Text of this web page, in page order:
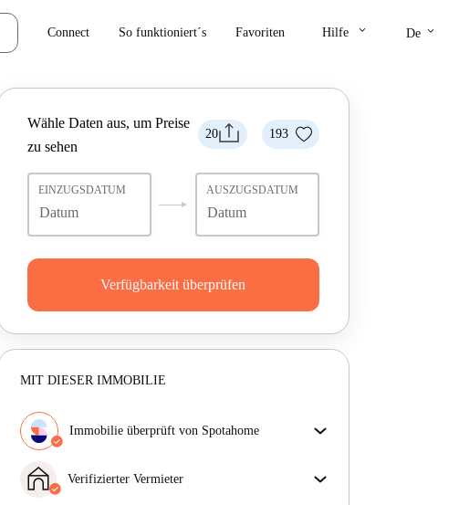
Connect So funktioniert´s Favoriten Hilfe keyboard_arrow_down De keyboard_arrow_down
20 193
Wähle Daten aus, um Preise
zu sehen
EINZUGSDATUM AUSZUGSDATUM
Verfügbarkeit überprüfen
MIT DIESER IMMOBILIE
Immobilie überprüft von Spotahome
sicherzustellen, dass du genau das bekommst, was du
in der Anzeige siehst.
Verifizierter Vermieter